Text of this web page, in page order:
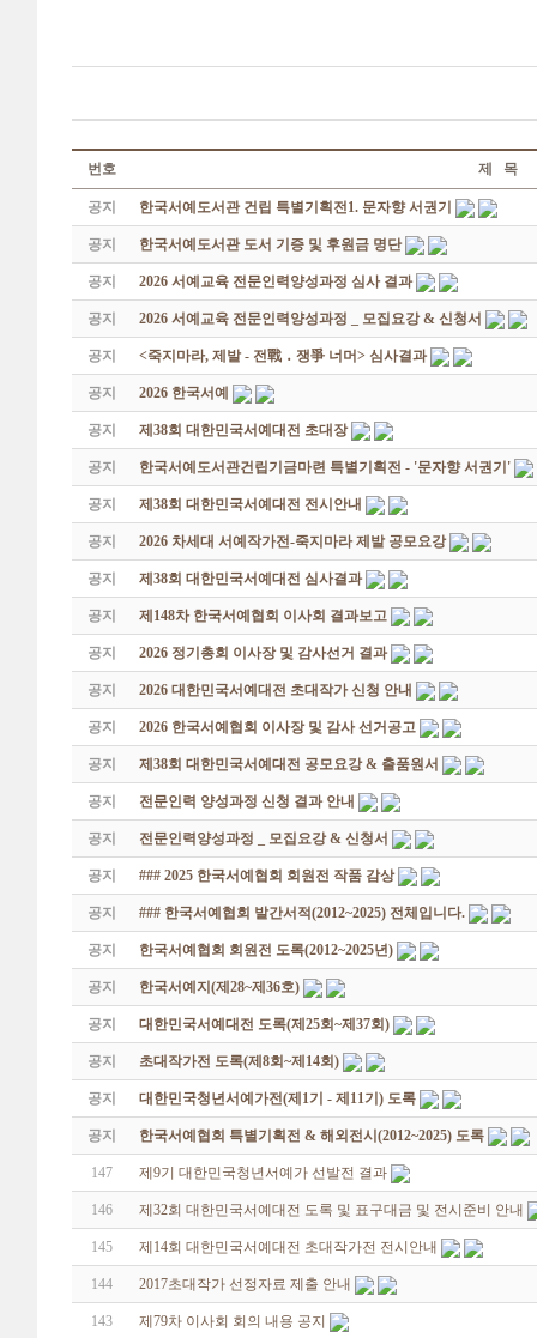
번호 제 목
공지 한국서예도서관 건립 특별기획전1. 문자향 서권기
공지 한국서예도서관 도서 기증 및 후원금 명단
공지 2026 서예교육 전문인력양성과정 심사 결과
공지 2026 서예교육 전문인력양성과정 _ 모집요강 & 신청서
공지 <죽지마라, 제발 - 전戰 ․ 쟁爭 너머> 심사결과
공지 2026 한국서예
공지 제38회 대한민국서예대전 초대장
공지 한국서예도서관건립기금마련 특별기획전 - '문자향 서권기'
공지 제38회 대한민국서예대전 전시안내
공지 2026 차세대 서예작가전-죽지마라 제발 공모요강
공지 제38회 대한민국서예대전 심사결과
공지 제148차 한국서예협회 이사회 결과보고
공지 2026 정기총회 이사장 및 감사선거 결과
공지 2026 대한민국서예대전 초대작가 신청 안내
공지 2026 한국서예협회 이사장 및 감사 선거공고
공지 제38회 대한민국서예대전 공모요강 & 출품원서
공지 전문인력 양성과정 신청 결과 안내
공지 전문인력양성과정 _ 모집요강 & 신청서
공지 ### 2025 한국서예협회 회원전 작품 감상
공지 ### 한국서예협회 발간서적(2012~2025) 전체입니다.
공지 한국서예협회 회원전 도록(2012~2025년)
공지 한국서예지(제28~제36호)
공지 대한민국서예대전 도록(제25회~제37회)
공지 초대작가전 도록(제8회~제14회)
공지 대한민국청년서예가전(제1기 - 제11기) 도록
공지 한국서예협회 특별기획전 & 해외전시(2012~2025) 도록
147 제9기 대한민국청년서예가 선발전 결과
146 제32회 대한민국서예대전 도록 및 표구대금 및 전시준비 안내
145 제14회 대한민국서예대전 초대작가전 전시안내
144 2017초대작가 선정자료 제출 안내
143 제79차 이사회 회의 내용 공지